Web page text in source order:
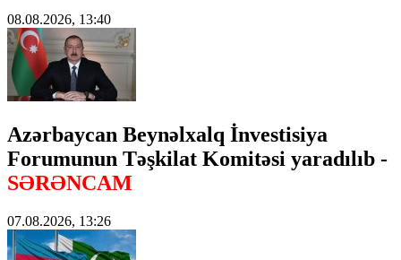
08.08.2026, 13:40
Azərbaycan Beynəlxalq İnvestisiya
Forumunun Təşkilat Komitəsi yaradılıb -
SƏRƏNCAM
07.08.2026, 13:26